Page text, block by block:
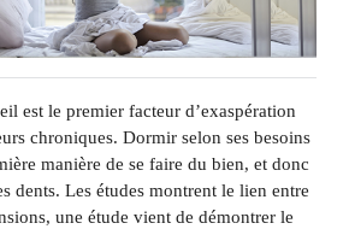
est le premier facteur d’exaspération
chroniques. Dormir selon ses besoins
manière de se faire du bien, et donc
dents. Les études montrent le lien entre
une étude vient de démontrer le